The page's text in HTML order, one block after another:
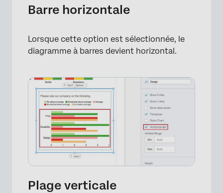
Barre horizontale
Lorsque cette option est sélectionnée, le
diagramme à barres devient horizontal.
Plage verticale